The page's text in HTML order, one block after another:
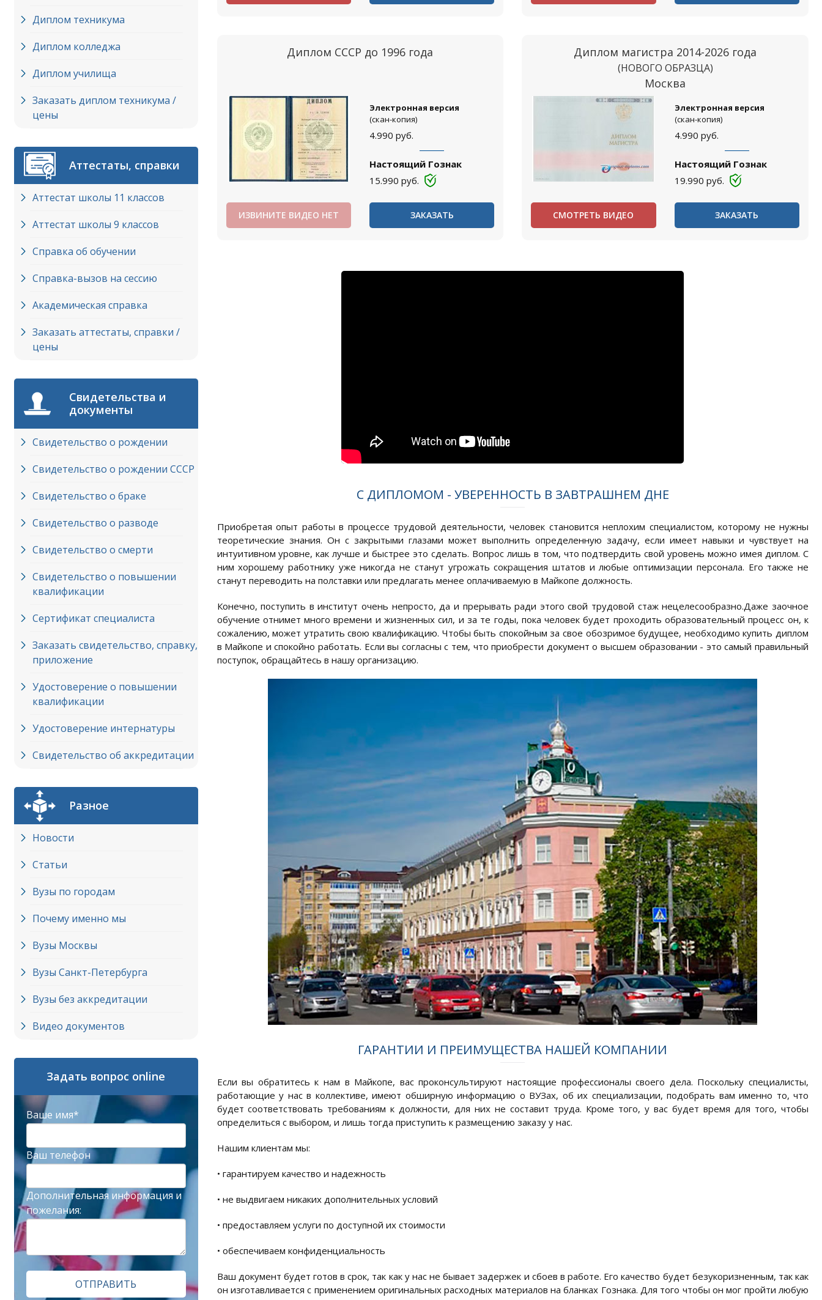
Диплом техникума
Диплом колледжа
Диплом училища
Заказать диплом техникума /
цены
Аттестаты, справки
Аттестат школы 11 классов
Аттестат школы 9 классов
Справка об обучении
Справка-вызов на сессию
Академическая справка
Заказать аттестаты, справки /
цены
Свидетельства и
документы
Свидетельство о рождении
Свидетельство о рождении СССР
Свидетельство о браке
Свидетельство о разводе
Свидетельство о смерти
Свидетельство о повышении
квалификации
Сертификат специалиста
Заказать свидетельство, справку,
приложение
Удостоверение о повышении
квалификации
Удостоверение интернатуры
Свидетельство об аккредитации
Разное
Новости
Статьи
Вузы по городам
Почему именно мы
Вузы Москвы
Вузы Cанкт-Петербурга
Вузы без аккредитации
Видео документов
Задать вопрос online
Ваше имя*
Ваш телефон
Дополнительная информация и
пожелания:
ОТПРАВИТЬ
Диплом СССР до 1996 года
Электронная версия
(скан-копия)
4.990 руб.
Настоящий Гознак
15.990 руб.
ИЗВИНИТЕ ВИДЕО НЕТ ЗАКАЗАТЬ
Диплом магистра 2014-2026 года
(НОВОГО ОБРАЗЦА)
Москва
Электронная версия
(скан-копия)
4.990 руб.
Настоящий Гознак
19.990 руб.
СМОТРЕТЬ ВИДЕО ЗАКАЗАТЬ
С ДИПЛОМОМ - УВЕРЕННОСТЬ В ЗАВТРАШНЕМ ДНЕ
Приобретая опыт работы в процессе трудовой деятельности, человек становится неплохим специалистом, которому не нужны
теоретические знания. Он с закрытыми глазами может выполнить определенную задачу, если имеет навыки и чувствует на
интуитивном уровне, как лучше и быстрее это сделать. Вопрос лишь в том, что подтвердить свой уровень можно имея диплом. С
ним хорошему работнику уже никогда не станут угрожать сокращения штатов и любые оптимизации персонала. Его также не
станут переводить на полставки или предлагать менее оплачиваемую в Майкопе должность.
Конечно, поступить в институт очень непросто, да и прерывать ради этого свой трудовой стаж нецелесообразно.Даже заочное
обучение отнимет много времени и жизненных сил, и за те годы, пока человек будет проходить образовательный процесс он, к
сожалению, может утратить свою квалификацию. Чтобы быть спокойным за свое обозримое будущее, необходимо купить диплом
в Майкопе и спокойно работать. Если вы согласны с тем, что приобрести документ о высшем образовании - это самый правильный
поступок, обращайтесь в нашу организацию.
ГАРАНТИИ И ПРЕИМУЩЕСТВА НАШЕЙ КОМПАНИИ
Если вы обратитесь к нам в Майкопе, вас проконсультируют настоящие профессионалы своего дела. Поскольку специалисты,
работающие у нас в коллективе, имеют обширную информацию о ВУЗах, об их специализации, подобрать вам именно то, что
будет соответствовать требованиям к должности, для них не составит труда. Кроме того, у вас будет время для того, чтобы
определиться с выбором, и лишь тогда приступить к размещению заказу у нас.
Нашим клиентам мы:
• гарантируем качество и надежность
• не выдвигаем никаких дополнительных условий
• предоставляем услуги по доступной их стоимости
• обеспечиваем конфиденциальность
Ваш документ будет готов в срок, так как у нас не бывает задержек и сбоев в работе. Его качество будет безукоризненным, так как
он изготавливается с применением оригинальных расходных материалов на бланках Гознака. Для того чтобы он мог пройти любую